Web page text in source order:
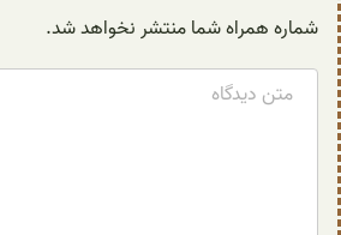
شماره همراه شما منتشر نخواهد شد.